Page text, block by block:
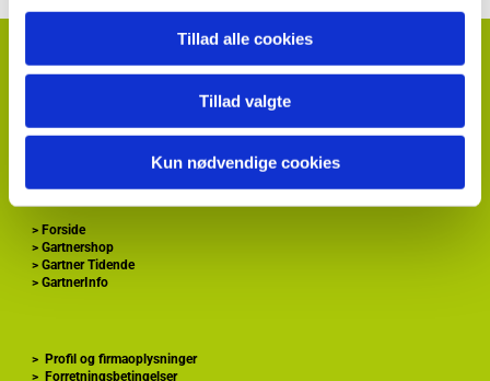
Tillad alle cookies
Tillad valgte
Kun nødvendige cookies
Hvidkærvej 29
kontakt@hortiadvice.dk
> Forside
> Gartnershop
> Gartner Tidende
> GartnerInfo
> Profil og firmaoplysninger
> Forretningsbetingelser